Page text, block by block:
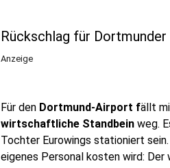
Rückschlag für Dortmunder
Anzeige
Für den Dortmund-Airport fällt
wirtschaftliche Standbein weg.
Tochter Eurowings stationiert
eigenes Personal kosten wird: